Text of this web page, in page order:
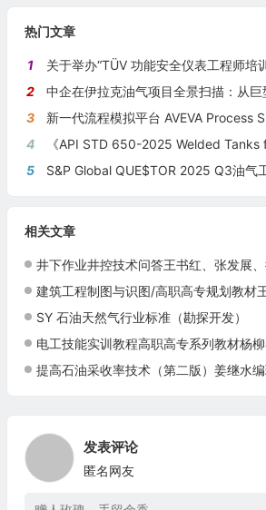
热门文章
1
关于举办“TÜV 功能安全仪表工程师培
2
中企在伊拉克油气项目全景扫描：从巨型油田到
3
新一代流程模拟平台 AVEVA Process
4
《API STD 650-2025 Welded Tanks for Oil Storage》 《钢制
5
S&P Global QUE$TOR 2025 Q3油气工程投
相关文章
井下作业井控技术问答王书红、张发展、徐大宁(编者)现货
建筑工程制图与识图/高职高专规划教材王文丽，方修建编现货石
SY 石油天然气行业标准（勘探开发）
电工技能实训教程高职高专系列教材杨柳春、郑
提高石油采收率技术（第二版）姜继水
发表评论
匿名网友